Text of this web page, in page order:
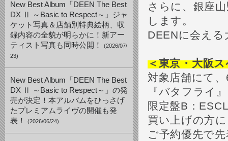
New Best Album「DEEN The Best
DX Ⅱ ～Basic to Respect～」ジャ
ケット写真＆店舗別特典絵柄、収
録内容の全貌が明らかに！新アー
ティスト写真も同時公開！
(2026/07/
23)
New Best Album「DEEN The Best
DX Ⅱ ～Basic to Respect～」の発
売が決定！本アルバムをひっさげ
たプレミアムライヴの開催も発
表！
(2026/06/24)
さらに、銀座
します。
DEENに会え
＜東京・大阪
対象店舗にて
『バタフライ
限定盤B：
買い上げの方
ご予約優先で